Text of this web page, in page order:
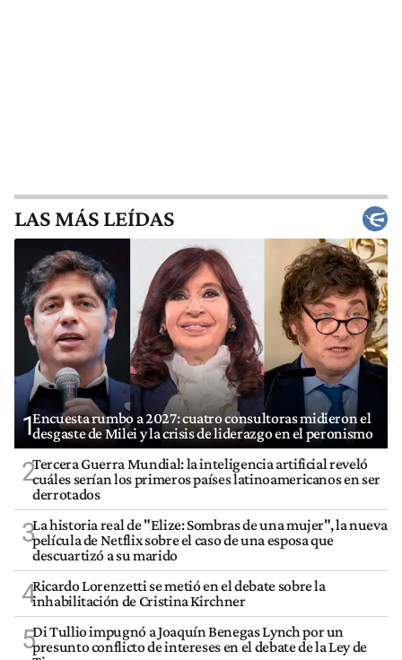
LAS MÁS LEÍDAS
1Encuesta rumbo a 2027: cuatro consultoras midieron el
desgaste de Milei y la crisis de liderazgo en el peronismo
2Tercera Guerra Mundial: la inteligencia artificial reveló
cuáles serían los primeros países latinoamericanos en ser
derrotados
3La historia real de "Elize: Sombras de una mujer", la nueva
película de Netflix sobre el caso de una esposa que
descuartizó a su marido
4Ricardo Lorenzetti se metió en el debate sobre la
inhabilitación de Cristina Kirchner
5Di Tullio impugnó a Joaquín Benegas Lynch por un
presunto conflicto de intereses en el debate de la Ley de